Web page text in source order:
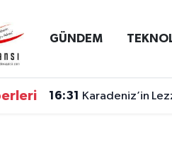
GÜNDEM
16:31 Karadeniz’in